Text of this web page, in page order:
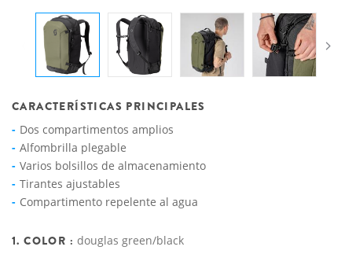
CARACTERÍSTICAS PRINCIPALES
Dos compartimentos amplios
Alfombrilla plegable
Varios bolsillos de almacenamiento
Tirantes ajustables
Compartimento repelente al agua
1. COLOR : douglas green/black